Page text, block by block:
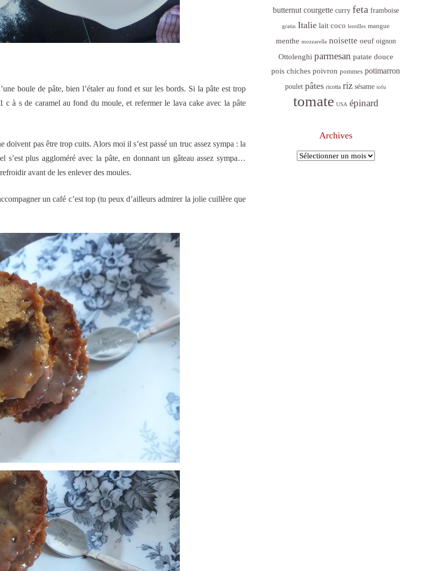
boule de pâte, bien l’étaler au fond et sur les bords. Si la pâte est trop
à s de caramel au fond du moule, et refermer le lava cake avec la pâte
pas être trop cuits. Alors moi il s’est passé un truc assez sympa : la
s’est plus aggloméré avec la pâte, en donnant un gâteau assez sympa…
avant de les enlever des moules.
un café c’est top (tu peux d’ailleurs admirer la jolie cuillère que
butternut courgette curry feta framboise
gratin Italie lait coco lentilles mangue
menthe mozzarella noisette oeuf oignon
Ottolenghi parmesan patate douce
pois chiches poivron pommes potimarron
poulet pâtes ricotta riz sésame tofu
tomate USA épinard
Archives
Archives